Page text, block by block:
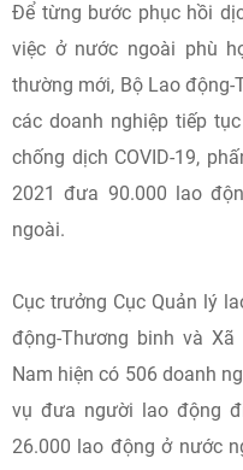
Để từng bước phục hồi
việc ở nước ngoài phù
thường mới, Bộ Lao
các doanh nghiệp tiếp
chống dịch COVID-19,
2021 đưa 90.000 lao
ngoài.
Cục trưởng Cục Quản lý
động-Thương binh và
Nam hiện có 506 doanh
vụ đưa người lao động
26.000 lao động ở nước